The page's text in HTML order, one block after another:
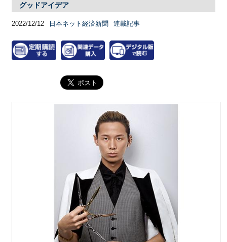
グッドアイデア
2022/12/12 日本ネット経済新聞 連載記事